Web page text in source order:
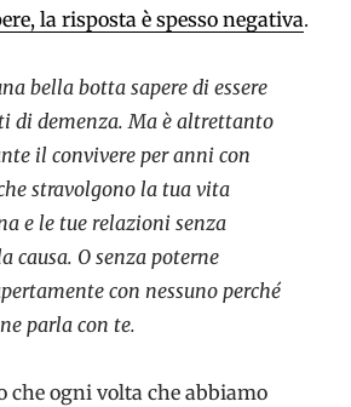
la risposta è spesso negativa.
bella botta sapere di essere
di demenza. Ma è altrettanto
il convivere per anni con
stravolgono la tua vita
e le tue relazioni senza
causa. O senza poterne
con nessuno perché
parla con te.
che ogni volta che abbiamo